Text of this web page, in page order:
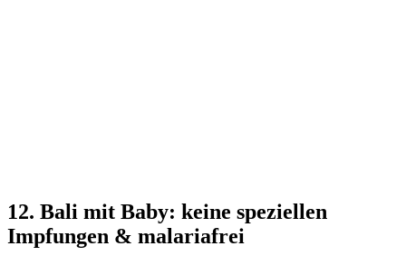
12. Bali mit Baby: keine speziellen
Impfungen & malariafrei